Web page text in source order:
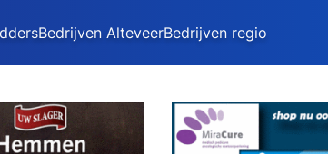
Bedrijven AlteveerBedrijven regio